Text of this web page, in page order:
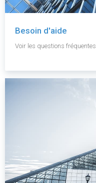
Besoin d'aide
Voir les questions fréquentes.